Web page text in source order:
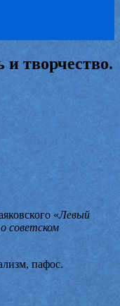
творчество.
«Левый
советском
пафос.